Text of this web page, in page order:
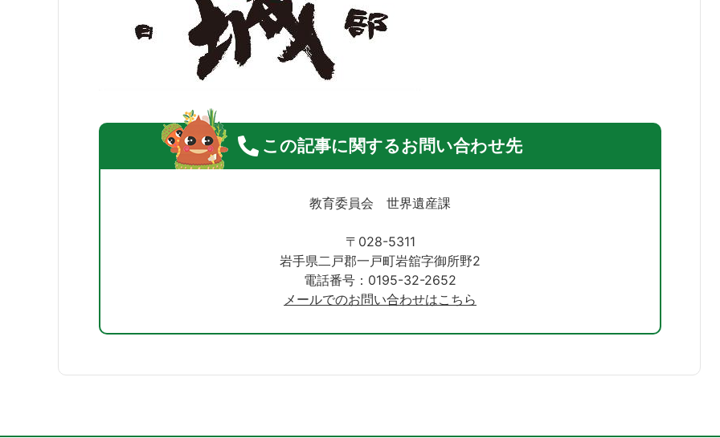
この記事に関するお問い合わせ先
教育委員会 世界遺産課
〒028-5311
岩手県二戸郡一戸町岩舘字御所野2
電話番号：0195-32-2652
メールでのお問い合わせはこちら